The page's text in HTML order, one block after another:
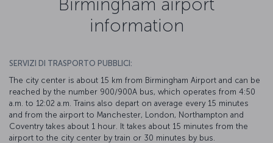
information
SERVIZI DI TRASPORTO PUBBLICI:
The city center is about 15 km from Birmingham Airport and can be
reached by the number 900/900A bus, which operates from 4:50
a.m. to 12:02 a.m. Trains also depart on average every 15 minutes
and from the airport to Manchester, London, Northampton and
Coventry takes about 1 hour. It takes about 15 minutes from the
airport to the city center by train or 30 minutes by bus.